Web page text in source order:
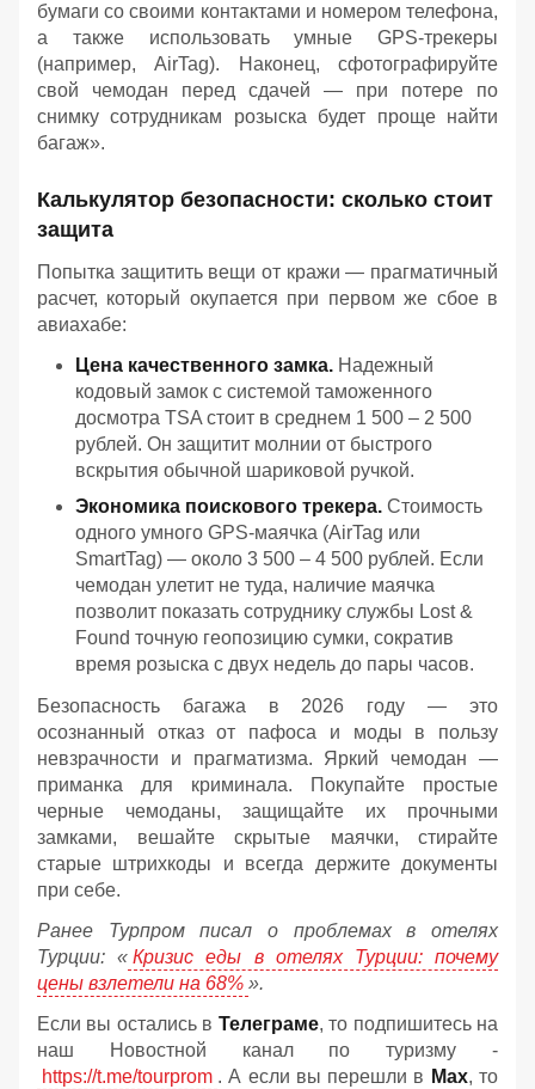
бумаги со своими контактами и номером телефона,
а также использовать умные GPS-трекеры
(например, AirTag). Наконец, сфотографируйте
свой чемодан перед сдачей — при потере по
снимку сотрудникам розыска будет проще найти
багаж».
Калькулятор безопасности: сколько стоит
защита
Попытка защитить вещи от кражи — прагматичный
расчет, который окупается при первом же сбое в
авиахабе:
Цена качественного замка. Надежный
кодовый замок с системой таможенного
досмотра TSA стоит в среднем 1 500 – 2 500
рублей. Он защитит молнии от быстрого
вскрытия обычной шариковой ручкой.
Экономика поискового трекера. Стоимость
одного умного GPS-маячка (AirTag или
SmartTag) — около 3 500 – 4 500 рублей. Если
чемодан улетит не туда, наличие маячка
позволит показать сотруднику службы Lost &
Found точную геопозицию сумки, сократив
время розыска с двух недель до пары часов.
Безопасность багажа в 2026 году — это
осознанный отказ от пафоса и моды в пользу
невзрачности и прагматизма. Яркий чемодан —
приманка для криминала. Покупайте простые
черные чемоданы, защищайте их прочными
замками, вешайте скрытые маячки, стирайте
старые штрихкоды и всегда держите документы
при себе.
Ранее Турпром писал о проблемах в отелях
Турции: « Кризис еды в отелях Турции: почему
цены взлетели на 68% ».
Если вы остались в Телеграме, то подпишитесь на
наш Новостной канал по туризму -
https://t.me/tourprom . А если вы перешли в Мах, то